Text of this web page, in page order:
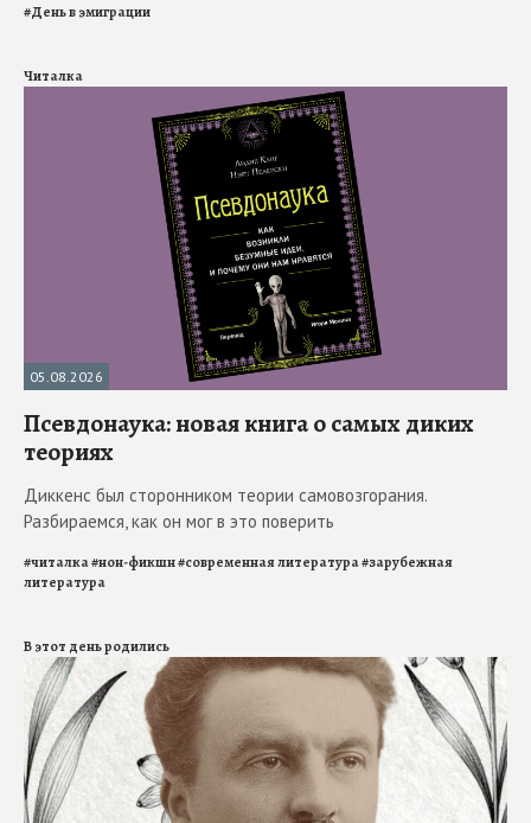
#День в эмиграции
Читалка
05.08.2026
Псевдонаука: новая книга о самых диких
теориях
Диккенс был сторонником теории самовозгорания.
Разбираемся, как он мог в это поверить
#читалка#нон-фикшн#современная литература#зарубежная
литература
В этот день родились